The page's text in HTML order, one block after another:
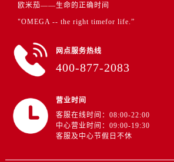
欧米茄——生命的正确时间
"OMEGA -- the right timefor life.”
网点服务热线
400-877-2083
营业时间
客服在线时间：08:00-22:00
中心营业时间：09:00-19:30
客服及中心节假日不休